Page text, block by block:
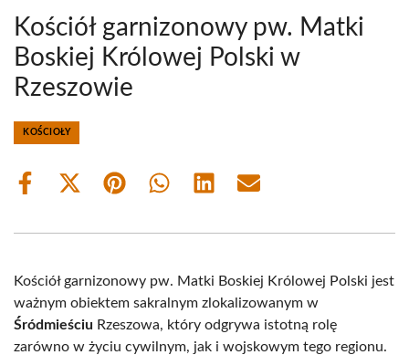
Kościół garnizonowy pw. Matki
Boskiej Królowej Polski w
Rzeszowie
KOŚCIOŁY
Share
Share
(Twitter)
Share Share Share Share
Kościół garnizonowy pw. Matki Boskiej Królowej Polski jest
ważnym obiektem sakralnym zlokalizowanym w
Śródmieściu Rzeszowa, który odgrywa istotną rolę
zarówno w życiu cywilnym, jak i wojskowym tego regionu.